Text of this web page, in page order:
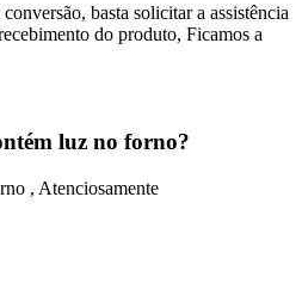
basta solicitar a assistência
do produto, Ficamos a
luz no forno?
, Atenciosamente